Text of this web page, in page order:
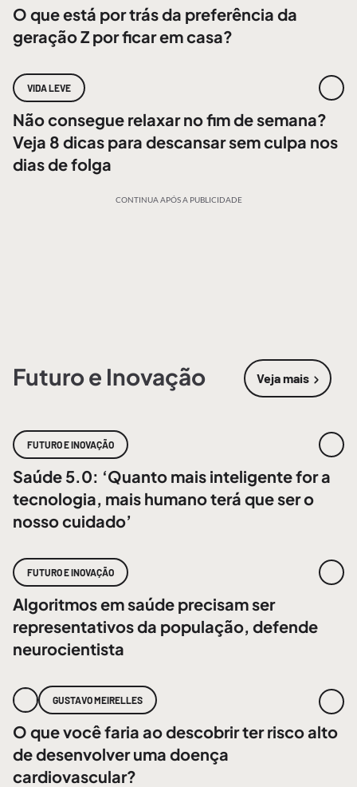
O que está por trás da preferência da
geração Z por ficar em casa?
VIDA LEVE
Não consegue relaxar no fim de semana?
Veja 8 dicas para descansar sem culpa nos
dias de folga
CONTINUA APÓS A PUBLICIDADE
Futuro e Inovação Veja mais
sobre
FUTURO E INOVAÇÃO
Saúde 5.0: ‘Quanto mais inteligente for a
tecnologia, mais humano terá que ser o
nosso cuidado’
FUTURO E INOVAÇÃO
Algoritmos em saúde precisam ser
representativos da população, defende
neurocientista
GUSTAVO MEIRELLES
O que você faria ao descobrir ter risco alto
de desenvolver uma doença
cardiovascular?